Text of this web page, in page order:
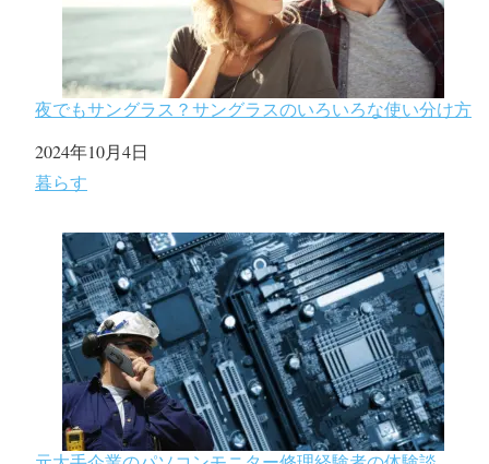
夜でもサングラス？サングラスのいろいろな使い分け方
日付
2024年10月4日
関連理由
暮らす